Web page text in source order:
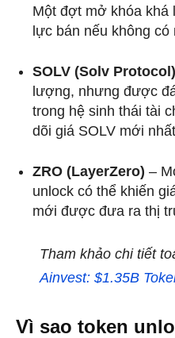
Một đợt mở khóa khá
lực bán nếu không
SOLV (Solv Protocol)
lượng, nhưng được
trong hệ sinh thái tài
dõi giá SOLV mới
ZRO (LayerZero) –
unlock có thể khiến
mới được đưa ra thị
Tham khảo chi tiết
Ainvest: $1.35B
Vì sao token